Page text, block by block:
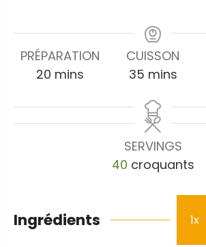
PRÉPARATION
20 mins
CUISSON
35 mins
SERVINGS
40 croquants
Ingrédients 1x